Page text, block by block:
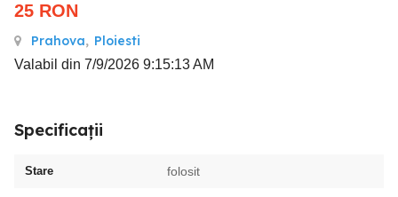
25 RON
Prahova, Ploiesti
Valabil din 7/9/2026 9:15:13 AM
Specificații
Stare folosit